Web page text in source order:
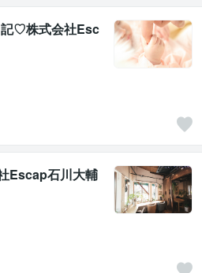
♡株式会社Esc
Escap石川大輔